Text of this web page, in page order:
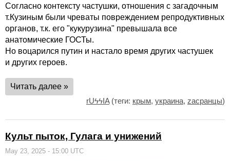
Согласно контексту частушки, отношения с загадочным
т.Кузиным были чреваты повреждением репродуктивных
органов, т.к. его "кукурузина" превышала все
анатомические ГОСТы.
Но воцарился путин и настало время других частушек
и других героев.
Читать далее »
rUϟϟIA(теги: крым, украина, zасранцы)
Культ пыток, Гулага и унижений
May 23, 2025 - 15:00 UTC